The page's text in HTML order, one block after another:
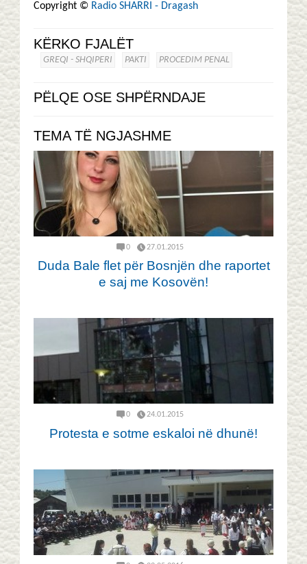
Copyright © Radio SHARRI - Dragash
KËRKO FJALËT
GREQI - SHQIPERI PAKTI PROCEDIM PENAL
PËLQE OSE SHPËRNDAJE
TEMA TË NGJASHME
0 27.01.2015
Duda Bale flet për Bosnjën dhe raportet
e saj me Kosovën!
0 24.01.2015
Protesta e sotme eskaloi në dhunë!